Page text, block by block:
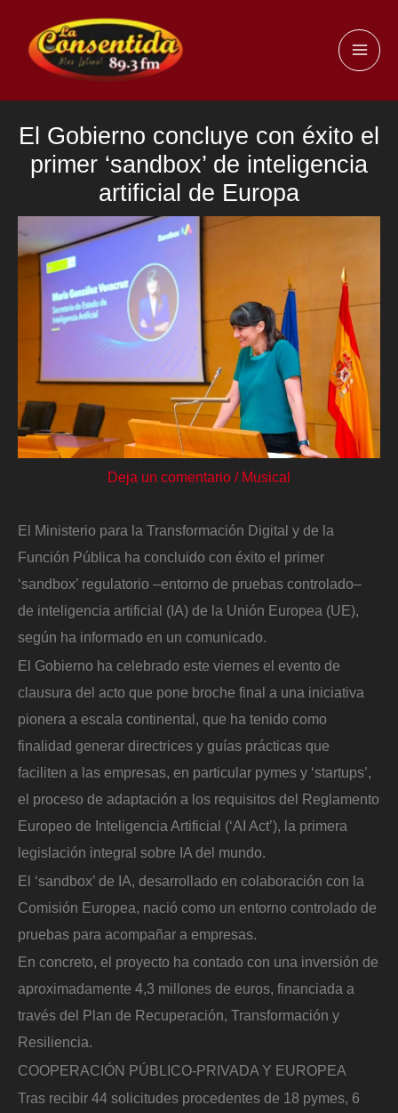
contenido
El Gobierno concluye con éxito el
primer ‘sandbox’ de inteligencia
artificial de Europa
Deja un comentario / Musical
El Ministerio para la Transformación Digital y de la
Función Pública ha concluido con éxito el primer
‘sandbox’ regulatorio –entorno de pruebas controlado–
de inteligencia artificial (IA) de la Unión Europea (UE),
según ha informado en un comunicado.
El Gobierno ha celebrado este viernes el evento de
clausura del acto que pone broche final a una iniciativa
pionera a escala continental, que ha tenido como
finalidad generar directrices y guías prácticas que
faciliten a las empresas, en particular pymes y ‘startups’,
el proceso de adaptación a los requisitos del Reglamento
Europeo de Inteligencia Artificial (‘AI Act’), la primera
legislación integral sobre IA del mundo.
El ‘sandbox’ de IA, desarrollado en colaboración con la
Comisión Europea, nació como un entorno controlado de
pruebas para acompañar a empresas.
En concreto, el proyecto ha contado con una inversión de
aproximadamente 4,3 millones de euros, financiada a
través del Plan de Recuperación, Transformación y
Resiliencia.
COOPERACIÓN PÚBLICO-PRIVADA Y EUROPEA
Tras recibir 44 solicitudes procedentes de 18 pymes, 6